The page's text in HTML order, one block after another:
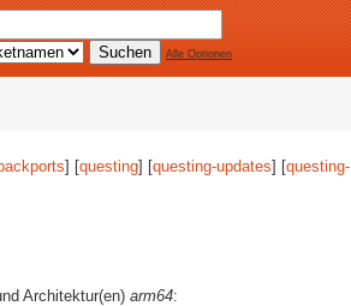
Alle Optionen
] [questing] [questing-updates] [questing-
Architektur(en) arm64: